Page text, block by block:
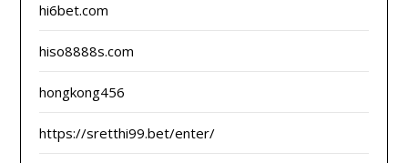
hi6bet.com
hiso8888s.com
hongkong456
https://sretthi99.bet/enter/